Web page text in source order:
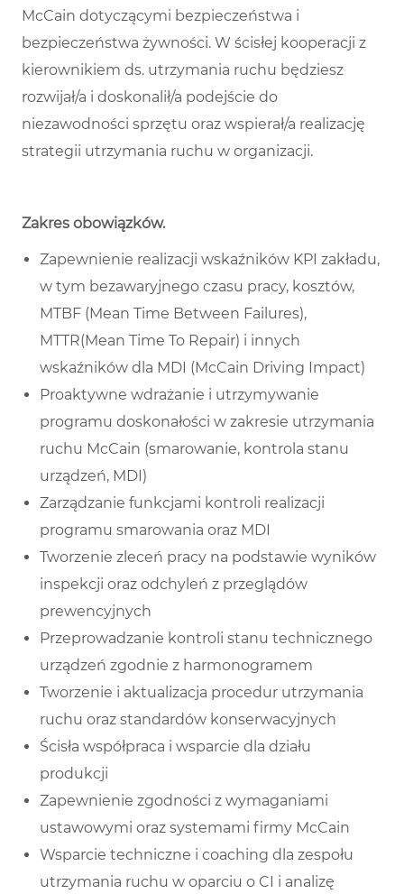
McCain dotyczącymi bezpieczeństwa i
bezpieczeństwa żywności. W ścisłej kooperacji z
kierownikiem ds. utrzymania ruchu będziesz
rozwijał/a i doskonalił/a podejście do
niezawodności sprzętu oraz wspierał/a realizację
strategii utrzymania ruchu w organizacji.
Zakres obowiązków.
Zapewnienie realizacji wskaźników KPI zakładu,
w tym bezawaryjnego czasu pracy, kosztów,
MTBF (Mean Time Between Failures),
MTTR(Mean Time To Repair) i innych
wskaźników dla MDI (McCain Driving Impact)
Proaktywne wdrażanie i utrzymywanie
programu doskonałości w zakresie utrzymania
ruchu McCain (smarowanie, kontrola stanu
urządzeń, MDI)
Zarządzanie funkcjami kontroli realizacji
programu smarowania oraz MDI
Tworzenie zleceń pracy na podstawie wyników
inspekcji oraz odchyleń z przeglądów
prewencyjnych
Przeprowadzanie kontroli stanu technicznego
urządzeń zgodnie z harmonogramem
Tworzenie i aktualizacja procedur utrzymania
ruchu oraz standardów konserwacyjnych
Ścisła współpraca i wsparcie dla działu
produkcji
Zapewnienie zgodności z wymaganiami
ustawowymi oraz systemami firmy McCain
Wsparcie techniczne i coaching dla zespołu
utrzymania ruchu w oparciu o CI i analizę